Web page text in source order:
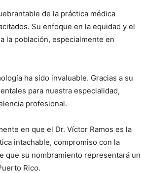
de la práctica médica
Su enfoque en la equidad y el
la población, especialmente en
ha sido invaluable. Gracias a su
para nuestra especialidad,
profesional.
en que el Dr. Víctor Ramos es la
intachable, compromiso con la
que su nombramiento representará un
Rico.